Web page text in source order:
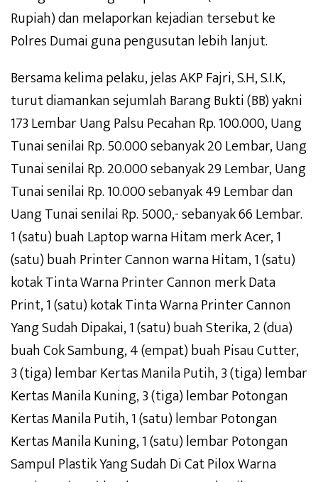
Rupiah) dan melaporkan kejadian tersebut ke
Polres Dumai guna pengusutan lebih lanjut.
Bersama kelima pelaku, jelas AKP Fajri, S.H, S.I.K,
turut diamankan sejumlah Barang Bukti (BB) yakni
173 Lembar Uang Palsu Pecahan Rp. 100.000, Uang
Tunai senilai Rp. 50.000 sebanyak 20 Lembar, Uang
Tunai senilai Rp. 20.000 sebanyak 29 Lembar, Uang
Tunai senilai Rp. 10.000 sebanyak 49 Lembar dan
Uang Tunai senilai Rp. 5000,- sebanyak 66 Lembar.
1 (satu) buah Laptop warna Hitam merk Acer, 1
(satu) buah Printer Cannon warna Hitam, 1 (satu)
kotak Tinta Warna Printer Cannon merk Data
Print, 1 (satu) kotak Tinta Warna Printer Cannon
Yang Sudah Dipakai, 1 (satu) buah Sterika, 2 (dua)
buah Cok Sambung, 4 (empat) buah Pisau Cutter,
3 (tiga) lembar Kertas Manila Putih, 3 (tiga) lembar
Kertas Manila Kuning, 3 (tiga) lembar Potongan
Kertas Manila Putih, 1 (satu) lembar Potongan
Kertas Manila Kuning, 1 (satu) lembar Potongan
Sampul Plastik Yang Sudah Di Cat Pilox Warna